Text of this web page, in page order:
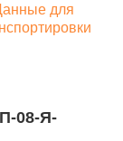
для
08-Я-